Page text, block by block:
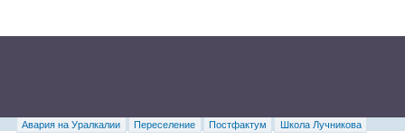
Авария на Уралкалии Переселение Постфактум Школа Лучникова